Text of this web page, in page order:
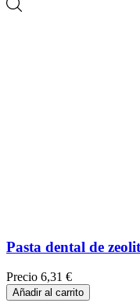
Pasta dental de
Precio 6,31 €
Añadir al carrito